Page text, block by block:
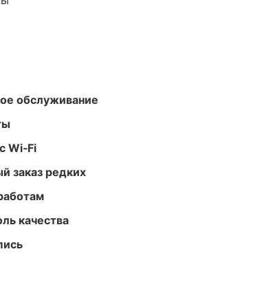
обслуживание
Wi‑Fi
заказ редких
качества